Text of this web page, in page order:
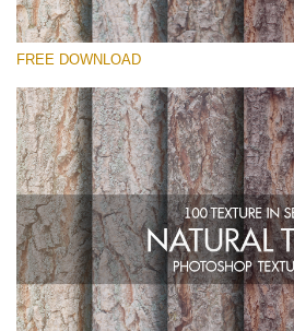
Please select
Small 800*533px
Natural Tree
(100 Textures)
Large 6000*4000px
Entire Collection
(1783 Overlays)
FREE DOWNLOAD